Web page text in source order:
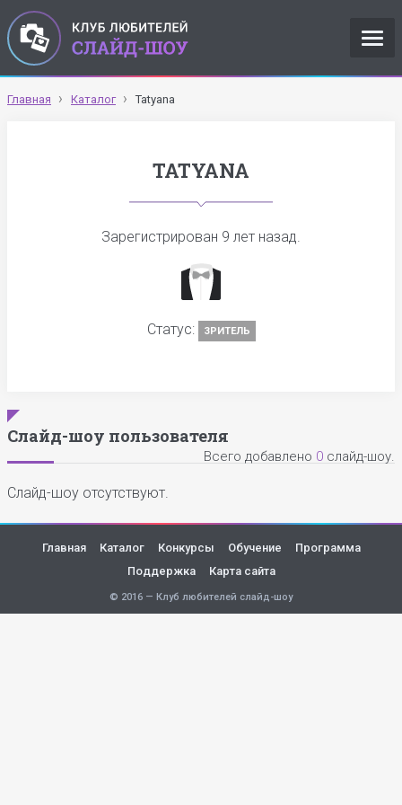
Главная Каталог Tatyana
TATYANA
Зарегистрирован 9 лет назад.
Статус: ЗРИТЕЛЬ
Слайд-шоу пользователя
Всего добавлено 0 слайд-шоу.
Слайд-шоу отсутствуют.
Главная Каталог Конкурсы Обучение
Программа
Поддержка
Карта сайта
© 2016 — Клуб любителей слайд-шоу